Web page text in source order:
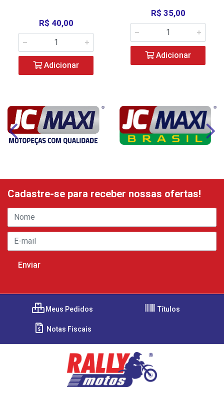
R$ 40,00
Adicionar
R$ 35,00
Adicionar
Cadastre-se para receber nossas ofertas!
Meus Pedidos Títulos
Notas Fiscais